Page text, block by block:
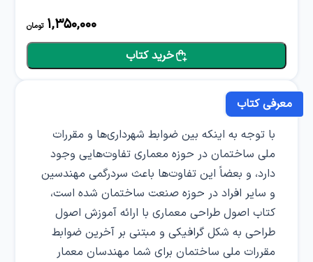
1,350,000 تومان
خرید کتاب
معرفی کتاب
با توجه به اینکه بین ضوابط شهرداری‌ها و مقررات
ملی ساختمان در حوزه معماری تفاوت‌هایی وجود
دارد، و بعضاً این تفاوت‌ها باعث سردرگمی مهندسین
و سایر افراد در حوزه صنعت ساختمان شده است،
کتاب اصول طراحی معماری با ارائه آموزش اصول
طراحی به شکل گرافیکی و مبتنی بر آخرین ضوابط
مقررات ملی ساختمان برای شما مهندسان معمار